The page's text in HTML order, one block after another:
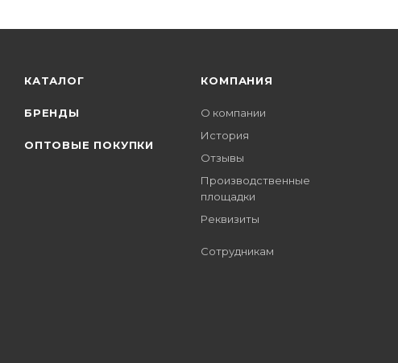
КАТАЛОГ
БРЕНДЫ
ОПТОВЫЕ ПОКУПКИ
КОМПАНИЯ
О компании
История
Отзывы
Производственные
площадки
Реквизиты
Сотрудникам